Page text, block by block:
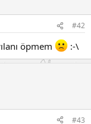
#42
öpmem :-\
#43